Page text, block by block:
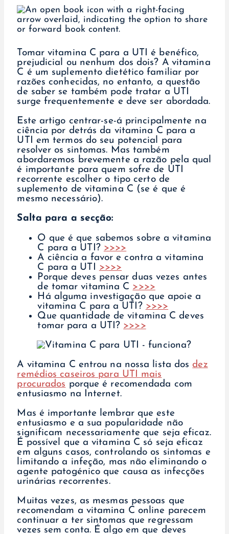
Tomar vitamina C para a UTI é benéfico,
prejudicial ou nenhum dos dois? A vitamina
C é um suplemento dietético familiar por
razões conhecidas, no entanto, a questão
de saber se também pode tratar a UTI
surge frequentemente e deve ser abordada.
Este artigo centrar-se-á principalmente na
ciência por detrás da vitamina C para a
UTI em termos do seu potencial para
resolver os sintomas. Mas também
abordaremos brevemente a razão pela qual
é importante para quem sofre de UTI
recorrente escolher o tipo certo de
suplemento de vitamina C (se é que é
mesmo necessário).
Salta para a secção:
O que é que sabemos sobre a vitamina
C para a UTI? >>>>
A ciência a favor e contra a vitamina
C para a UTI >>>>
Porque deves pensar duas vezes antes
de tomar vitamina C >>>>
Há alguma investigação que apoie a
vitamina C para a UTI? >>>>
Que quantidade de vitamina C deves
tomar para a UTI? >>>>
A vitamina C entrou na nossa lista dos dez
remédios caseiros para UTI mais
procurados porque é recomendada com
entusiasmo na Internet.
Mas é importante lembrar que este
entusiasmo e a sua popularidade não
significam necessariamente que seja eficaz.
É possível que a vitamina C só seja eficaz
em alguns casos, controlando os sintomas e
limitando a infeção, mas não eliminando o
agente patogénico que causa as infecções
urinárias recorrentes.
Muitas vezes, as mesmas pessoas que
recomendam a vitamina C online parecem
continuar a ter sintomas que regressam
vezes sem conta. É algo em que deves